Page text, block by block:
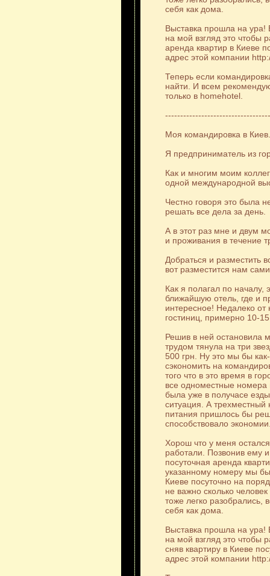
себя как дома.
Выставка прошла на
на мой взгляд это чтобы
аренда квартир в Киеве
адрес этой компании
Теперь если
найти. И всем
только в homehotel.
Моя командировка в Киев.
Я предприниматель из
Как и многим моим
одной международной
Честно говоря это была
решать все дела за день.
А в этот раз мне и двум
и проживания в течение
Добраться и разместить
вот разместится нам
Как я полагал по
ближайшую отель, где и
интересное! Недалеко от
гостиниц, примерно 10-
Решив в ней остановила
трудом тянула на три
500 грн. Ну это мы бы
сэкономить на
того что в это время в
все одноместные
была уже в получасе
ситуация. А
питания пришлось бы
способствовало
Хорош что у меня
работали. Позвонив ему
посуточная аренда
указанному номеру мы
Киеве посуточно на
не важно сколько
тоже легко разобрались,
себя как дома.
Выставка прошла на
на мой взгляд это чтобы
сняв квартиру в Киеве
адрес этой компании